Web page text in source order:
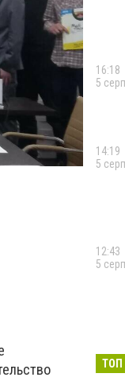
Фото
16:18
5
14:19
5
12:43
5
ТОП